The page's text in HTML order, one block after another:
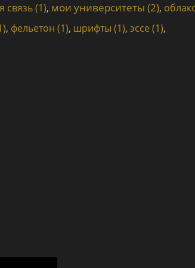
связь (1), мои университеты (2),
, фельетон (1), шрифты (1), эссе (1),